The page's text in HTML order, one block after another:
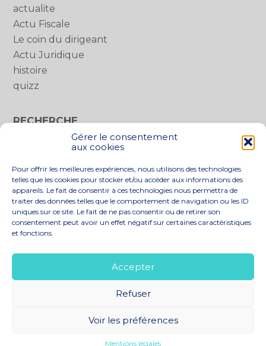
Gérer le consentement
aux cookies
Pour offrir les meilleures expériences, nous utilisons des technologies
telles que les cookies pour stocker et/ou accéder aux informations des
appareils. Le fait de consentir à ces technologies nous permettra de
traiter des données telles que le comportement de navigation ou les ID
uniques sur ce site. Le fait de ne pas consentir ou de retirer son
consentement peut avoir un effet négatif sur certaines caractéristiques
et fonctions.
Accepter
Refuser
Voir les préférences
Mentions légales
actualite
Actu Fiscale
Le coin du dirigeant
Actu Juridique
histoire
quizz
RECHERCHE
Rechercher :
Principale
NOS SOLUTIONS
ACTUALITÉS
RECRUTEMENT
CONTACT
MENTIONS LÉGALES
CONCEPTION ET RÉALISATION CLASSE 7